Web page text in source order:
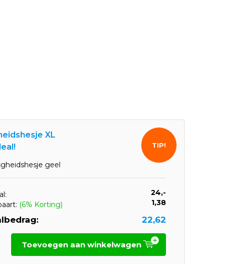
XL
geel
24,-
(6% Korting) 1,38
22,62
TIP!
Toevoegen aan winkelwagen